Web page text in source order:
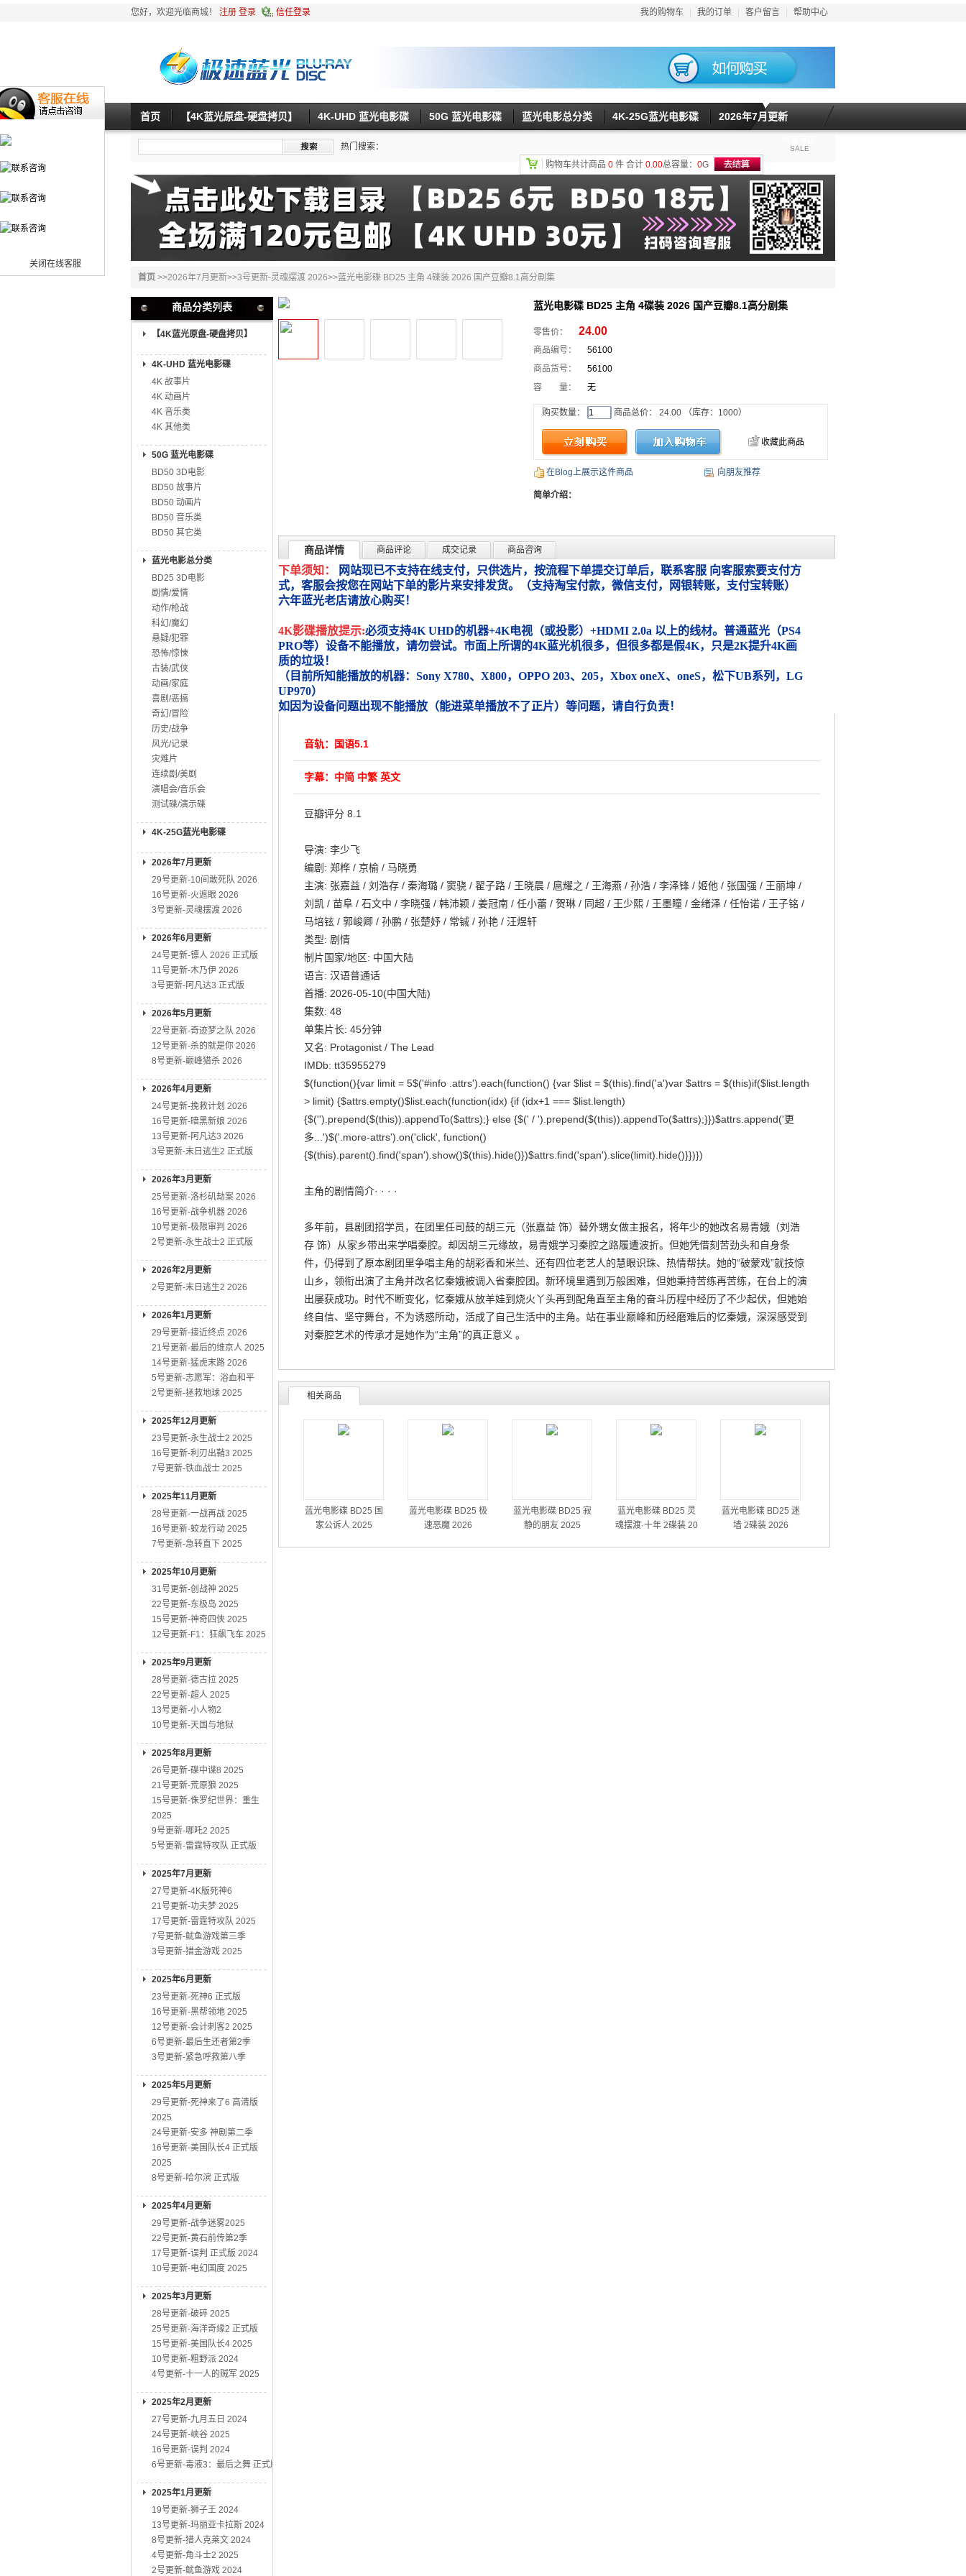
关闭在线客服
您好，欢迎光临商城！ 注册 登录 信任登录 我的购物车 我的订单 客户留言 帮助中心
首页 【4K蓝光原盘-硬盘拷贝】 4K-UHD 蓝光电影碟 50G 蓝光电影碟 蓝光电影总分类 4K-25G蓝光电影碟 2026年7月更新
SALE
热门搜索：
购物车共计商品 0 件 合计 0.00总容量： 0G
首页 >>2026年7月更新>>3号更新-灵魂摆渡 2026>>蓝光电影碟 BD25 主角 4碟装 2026 国产豆瓣8.1高分剧集
商品分类列表
【4K蓝光原盘-硬盘拷贝】
4K-UHD 蓝光电影碟
4K 故事片
4K 动画片
4K 音乐类
4K 其他类
50G 蓝光电影碟
BD50 3D电影
BD50 故事片
BD50 动画片
BD50 音乐类
BD50 其它类
蓝光电影总分类
BD25 3D电影
剧情/爱情
动作/枪战
科幻/魔幻
悬疑/犯罪
恐怖/惊悚
古装/武侠
动画/家庭
喜剧/恶搞
奇幻/冒险
历史/战争
风光/记录
灾难片
连续剧/美剧
演唱会/音乐会
测试碟/演示碟
4K-25G蓝光电影碟
2026年7月更新
29号更新-10间敢死队 2026
16号更新-火遮眼 2026
3号更新-灵魂摆渡 2026
2026年6月更新
24号更新-镖人 2026 正式版
11号更新-木乃伊 2026
3号更新-阿凡达3 正式版
2026年5月更新
22号更新-奇迹梦之队 2026
12号更新-杀的就是你 2026
8号更新-巅峰猎杀 2026
2026年4月更新
24号更新-挽救计划 2026
16号更新-暗黑新娘 2026
13号更新-阿凡达3 2026
3号更新-末日逃生2 正式版
2026年3月更新
25号更新-洛杉矶劫案 2026
16号更新-战争机器 2026
10号更新-极限审判 2026
2号更新-永生战士2 正式版
2026年2月更新
2号更新-末日逃生2 2026
2026年1月更新
29号更新-接近终点 2026
21号更新-最后的维京人 2025
14号更新-猛虎末路 2026
5号更新-志愿军：浴血和平
2号更新-拯救地球 2025
2025年12月更新
23号更新-永生战士2 2025
16号更新-利刃出鞘3 2025
7号更新-铁血战士 2025
2025年11月更新
28号更新-一战再战 2025
16号更新-蛟龙行动 2025
7号更新-急转直下 2025
2025年10月更新
31号更新-创战神 2025
22号更新-东极岛 2025
15号更新-神奇四侠 2025
12号更新-F1：狂飙飞车 2025
2025年9月更新
28号更新-德古拉 2025
22号更新-超人 2025
13号更新-小人物2
10号更新-天国与地狱
2025年8月更新
26号更新-碟中谍8 2025
21号更新-荒原狼 2025
15号更新-侏罗纪世界：重生
2025
9号更新-哪吒2 2025
5号更新-雷霆特攻队 正式版
2025年7月更新
27号更新-4K版死神6
21号更新-功夫梦 2025
17号更新-雷霆特攻队 2025
7号更新-鱿鱼游戏第三季
3号更新-猎金游戏 2025
2025年6月更新
23号更新-死神6 正式版
16号更新-黑帮领地 2025
12号更新-会计刺客2 2025
6号更新-最后生还者第2季
3号更新-紧急呼救第八季
2025年5月更新
29号更新-死神来了6 高清版
2025
24号更新-安多 神剧第二季
16号更新-美国队长4 正式版
2025
8号更新-哈尔滨 正式版
2025年4月更新
29号更新-战争迷雾2025
22号更新-黄石前传第2季
17号更新-误判 正式版 2024
10号更新-电幻国度 2025
2025年3月更新
28号更新-破碎 2025
25号更新-海洋奇缘2 正式版
15号更新-美国队长4 2025
10号更新-粗野派 2024
4号更新-十一人的贼军 2025
2025年2月更新
27号更新-九月五日 2024
24号更新-峡谷 2025
16号更新-误判 2024
6号更新-毒液3：最后之舞 正式版
2025年1月更新
19号更新-狮子王 2024
13号更新-玛丽亚卡拉斯 2024
8号更新-猎人克莱文 2024
4号更新-角斗士2 2025
2号更新-鱿鱼游戏 2024
蓝光电影碟 BD25 主角 4碟装 2026 国产豆瓣8.1高分剧集
零售价： 24.00
商品编号：
56100
商品货号：
56100
容 量：
无
购买数量： 商品总价： 24.00 （库存： 1000）
收藏此商品
在Blog上展示这件商品 向朋友推荐
简单介绍：
商品详情 商品评论 成交记录 商品咨询
下单须知：
网站现已不支持在线支付，只供选片，按流程下单提交订单后，联系客服 向客服索要支付方
式，客服会按您在网站下单的影片来安排发货。（支持淘宝付款，微信支付，网银转账，支付宝转账）
六年蓝光老店请放心购买！
4K影碟播放提示:必须支持4K UHD的机器+4K电视（或投影）+HDMI 2.0a 以上的线材。普通蓝光（PS4
PRO等）设备不能播放，请勿尝试。市面上所谓的4K蓝光机很多，但很多都是假4K，只是2K提升4K画
质的垃圾！
（目前所知能播放的机器：Sony X780、X800，OPPO 203、205，Xbox oneX、oneS，松下UB系列，LG
UP970）
如因为设备问题出现不能播放（能进菜单播放不了正片）等问题，请自行负责！
音轨：国语5.1
字幕：中简 中繁 英文
豆瓣评分 8.1
导演: 李少飞
编剧: 郑桦 / 京榆 / 马晓勇
主演: 张嘉益 / 刘浩存 / 秦海璐 / 窦骁 / 翟子路 / 王晓晨 / 扈耀之 / 王海燕 / 孙浩 / 李泽锋 / 姬他 / 张国强 / 王丽坤 /
刘凯 / 苗阜 / 石文中 / 李晓强 / 韩沛颖 / 姜冠南 / 任小蕾 / 贺琳 / 同超 / 王少熙 / 王墨瞳 / 金绪泽 / 任怡诺 / 王子铭 /
马培铉 / 郭峻卿 / 孙鹏 / 张楚妤 / 常铖 / 孙艳 / 汪煜轩
类型: 剧情
制片国家/地区: 中国大陆
语言: 汉语普通话
首播: 2026-05-10(中国大陆)
集数: 48
单集片长: 45分钟
又名: Protagonist / The Lead
IMDb: tt35955279
$(function(){var limit = 5$('#info .attrs').each(function() {var $list = $(this).find('a')var $attrs = $(this)if($list.length
> limit) {$attrs.empty()$list.each(function(idx) {if (idx+1 === $list.length)
{$('').prepend($(this)).appendTo($attrs);} else {$(' / ').prepend($(this)).appendTo($attrs);}})$attrs.append('更
多...')$('.more-attrs').on('click', function()
{$(this).parent().find('span').show()$(this).hide()})$attrs.find('span').slice(limit).hide()}})})
主角的剧情简介· · · ·
多年前，县剧团招学员，在团里任司鼓的胡三元（张嘉益 饰）替外甥女做主报名，将年少的她改名易青娥（刘浩
存 饰）从家乡带出来学唱秦腔。却因胡三元缘故，易青娥学习秦腔之路履遭波折。但她凭借刻苦劲头和自身条
件，仍得到了原本剧团里争唱主角的胡彩香和米兰、还有四位老艺人的慧眼识珠、热情帮扶。她的“破蒙戏”就技惊
山乡，领衔出演了主角并改名忆秦娥被调入省秦腔团。新环境里遇到万般困难，但她秉持苦练再苦练，在台上的演
出屡获成功。时代不断变化，忆秦娥从放羊娃到烧火丫头再到配角直至主角的奋斗历程中经历了不少起伏，但她始
终自信、坚守舞台，不为诱惑所动，活成了自己生活中的主角。站在事业巅峰和历经磨难后的忆秦娥，深深感受到
对秦腔艺术的传承才是她作为“主角”的真正意义 。
相关商品
蓝光电影碟 BD25 国
家公诉人 2025
蓝光电影碟 BD25 极
速恶魔 2026
蓝光电影碟 BD25 寂
静的朋友 2025
蓝光电影碟 BD25 灵
魂摆渡·十年 2碟装 20
蓝光电影碟 BD25 迷
墙 2碟装 2026